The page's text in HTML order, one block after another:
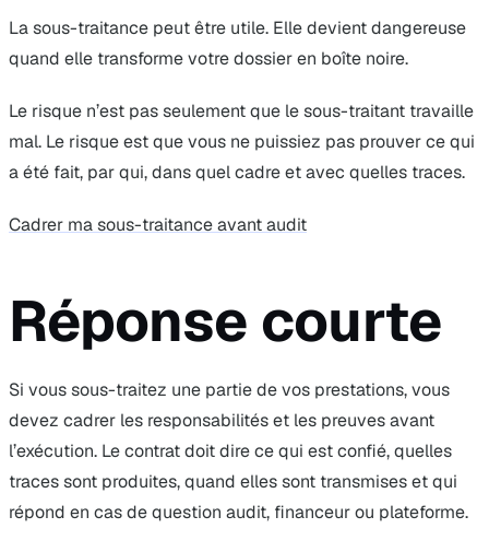
La sous-traitance peut être utile. Elle devient dangereuse
quand elle transforme votre dossier en boîte noire.
Le risque n’est pas seulement que le sous-traitant travaille
mal. Le risque est que vous ne puissiez pas prouver ce qui
a été fait, par qui, dans quel cadre et avec quelles traces.
Cadrer ma sous-traitance avant audit
Réponse courte
Si vous sous-traitez une partie de vos prestations, vous
devez cadrer les responsabilités et les preuves avant
l’exécution. Le contrat doit dire ce qui est confié, quelles
traces sont produites, quand elles sont transmises et qui
répond en cas de question audit, financeur ou plateforme.